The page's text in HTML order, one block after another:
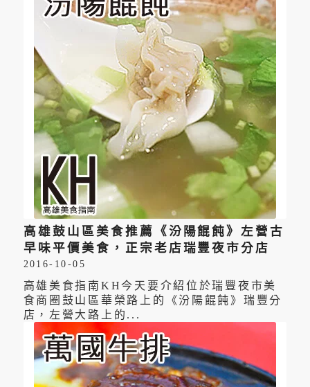
高雄鼓山區美食推薦《汾陽餛飩》左營古
早味平價美食，正宗老店瑞豐夜市分店
2016-10-05
高雄美食指南KH今天要介紹位於瑞豐夜市美
食商圈鼓山區華榮路上的《汾陽餛飩》瑞豐分
店，左營大路上的...